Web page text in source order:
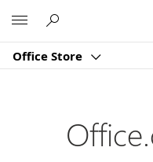
Office Store